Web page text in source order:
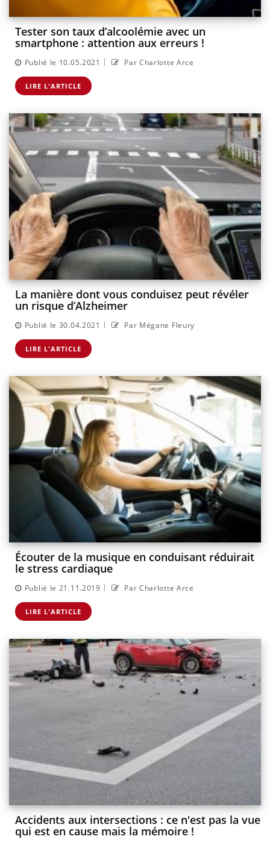
Tester son taux d’alcoolémie avec un
smartphone : attention aux erreurs !
Publié le 10.05.2021 | Par Charlotte Arce
LIRE L'ARTICLE
La manière dont vous conduisez peut révéler
un risque d’Alzheimer
Publié le 30.04.2021 | Par Mégane Fleury
LIRE L'ARTICLE
Écouter de la musique en conduisant réduirait
le stress cardiaque
Publié le 21.11.2019 | Par Charlotte Arce
LIRE L'ARTICLE
Accidents aux intersections : ce n'est pas la vue
qui est en cause mais la mémoire !